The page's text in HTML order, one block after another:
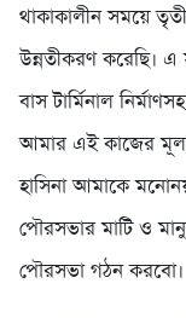
থাকাকালীন সময়ে
উন্নতীকরণ করেছি।
বাস টার্মিনাল
আমার এই কাজের
হাসিনা আমাকে
পৌরসভার মাটি ও
পৌরসভা গঠন করবো।